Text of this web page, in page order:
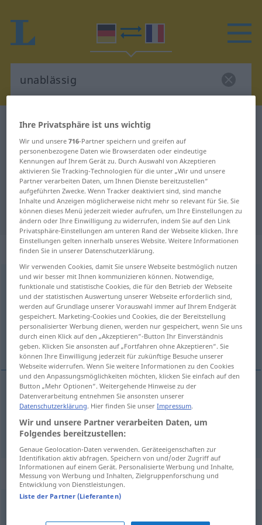
Deutsch-Französisch Wörterbuch
Deutsch-Französisch Übersetzung
für "unablässig"
"unablässig" Französisch
Übersetzung
„unablässig“: Adjektiv
unablässig [ˈʊnʔaplɛsɪç]adj
Übersicht aller Übersetzungen
(Für mehr Details die Übersetzung anklicken/antippen)
continuel, perpétuel
continuel unablässig
perpétuel unablässig
Synonyme für "unablässig"
Ihre Privatsphäre ist uns wichtig
Wir und unsere716-Partner speichern und greifen auf
personenbezogene Daten wie Browserdaten oder eindeutige
Kennungen auf Ihrem Gerät zu. Durch Auswahl von Akzeptieren
aktivieren Sie Tracking-Technologien für die unter „Wir und unsere
Partner verarbeiten Daten, um Ihnen Dienste bereitzustellen“
aufgeführten Zwecke. Wenn Tracker deaktiviert sind, sind manche
Inhalte und Anzeigen möglicherweise nicht mehr so relevant für Sie. Sie
können dieses Menü jederzeit wieder aufrufen, um Ihre Einstellungen zu
ändern oder Ihre Einwilligung zu widerrufen, indem Sie auf den Link
Privatsphäre-Einstellungen am unteren Rand der Webseite klicken. Ihre
Einstellungen gelten innerhalb unseres Website. Weitere Informationen
finden Sie in unserer Datenschutzerklärung.
Wir verwenden Cookies, damit Sie unsere Webseite bestmöglich nutzen
und wir besser mit Ihnen kommunizieren können. Notwendige,
funktionale und statistische Cookies, die für den Betrieb der Webseite
und der statistischen Auswertung unserer Webseite erforderlich sind,
werden auf Grundlage unserer Vorauswahl immer auf Ihrem Endgerät
gespeichert. Marketing-Cookies und Cookies, die der Bereitstellung
personalisierter Werbung dienen, werden nur gespeichert, wenn Sie uns
durch einen Klick auf den „Akzeptieren“-Button Ihr Einverständnis
geben. Klicken Sie ansonsten auf „Fortfahren ohne Akzeptieren“. Sie
können Ihre Einwilligung jederzeit für zukünftige Besuche unserer
Webseite widerrufen. Wenn Sie weitere Informationen zu den Cookies
und den Anpassungsmöglichkeiten möchten, klicken Sie einfach auf den
Button „Mehr Optionen“. Weitergehende Hinweise zu der
Datenverarbeitung entnehmen Sie ansonsten unserer
Datenschutzerklärung. Hier finden Sie unserImpressum.
Wir und unsere Partner verarbeiten Daten, um
Folgendes bereitzustellen:
Genaue Geolocation-Daten verwenden. Geräteeigenschaften zur
Identifikation aktiv abfragen. Speichern von und/oder Zugriff auf
Informationen auf einem Gerät. Personalisierte Werbung und Inhalte,
Messung von Werbung und Inhalten, Zielgruppenforschung und
Entwicklung von Dienstleistungen.
Liste der Partner (Lieferanten)